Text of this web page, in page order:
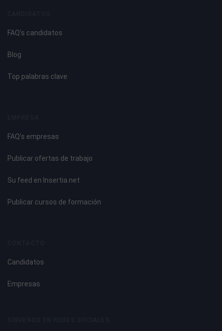
FAQ's candidatos
Blog
Top palabras clave
FAQ's empresas
Publicar ofertas de trabajo
Su feed en Insertia.net
Publicar cursos de formación
Candidatos
Empresas